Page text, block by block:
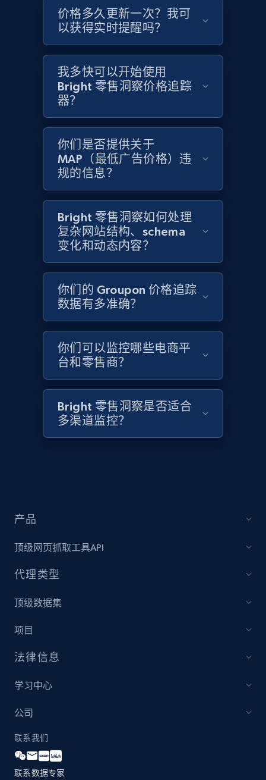
Home Depot US - Gather data on products
using specified keywords
URL, Domain, Country code, Model number,
Sku, Product id, Product name, Manufacturer,
and more.
2.1K+
Home Depot US - Discover products by
specified URL
URL, Domain, Country code, Model number,
Sku, Product id, Product name, Manufacturer,
and more.
2.1K+ 355+
Home Depot US - Discover products by
specified UPC
URL, Domain, Country code, Model number,
Sku, Product id, Product name, Manufacturer,
and more.
355+ 立即开始
and more.
2.1K+ 355+
Amazon products global dataset
Title, Seller name, Brand, Description, Initial
price, Currency, Availability, Reviews count, and
more.
2.1K+
Amazon products global dataset - Collects
products by specific category URL
Title, Seller name, Brand, Description, Initial
价格多久更新一次？我可
以获得实时提醒吗？
我多快可以开始使用
Bright 零售洞察价格追踪
器？
你们是否提供关于
MAP（最低广告价格）违
规的信息？
Bright 零售洞察如何处理
复杂网站结构、schema
变化和动态内容？
你们的 Groupon 价格追踪
数据有多准确？
你们可以监控哪些电商平
台和零售商？
Bright 零售洞察是否适合
多渠道监控？
产品
顶级网页抓取工具API
代理类型
顶级数据集
项目
法律信息
学习中心
公司
联系我们
联系数据专家